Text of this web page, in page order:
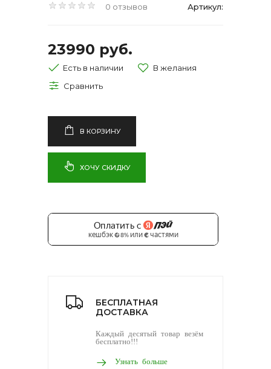
0 отзывов Артикул:
23990 руб.
Есть в наличии
В КОРЗИНУ
ХОЧУ СКИДКУ
БЕСПЛАТНАЯ
ДОСТАВКА
Каждый десятый товар везём
бесплатно!!!
Узнать больше